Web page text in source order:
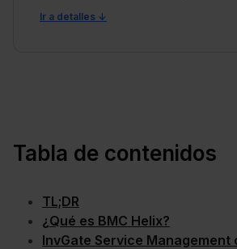
Ir a detalles ↓
Tabla de contenidos
TL;DR
¿Qué es BMC Helix?
InvGate Service